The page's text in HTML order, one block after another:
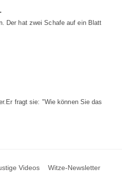
Der hat zwei Schafe auf ein Blatt
fragt sie: "Wie können Sie das
Videos Witze-Newsletter